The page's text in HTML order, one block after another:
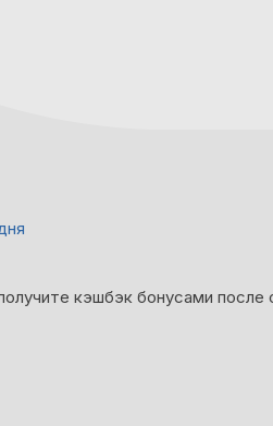
кэшбэк бонусами после